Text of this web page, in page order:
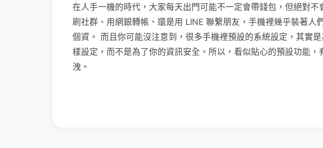
在人手一機的時代，大家每天出門可能不一定會帶錢包，但絕對不
刷社群、用網銀轉帳、還是用 LINE 聯繫朋友，手機裡幾乎裝著人
個資。 而且你可能沒注意到，很多手機裡預設的系統設定，其實
樣設定，而不是為了你的資訊安全。所以，看似貼心的預設功能，
洩。